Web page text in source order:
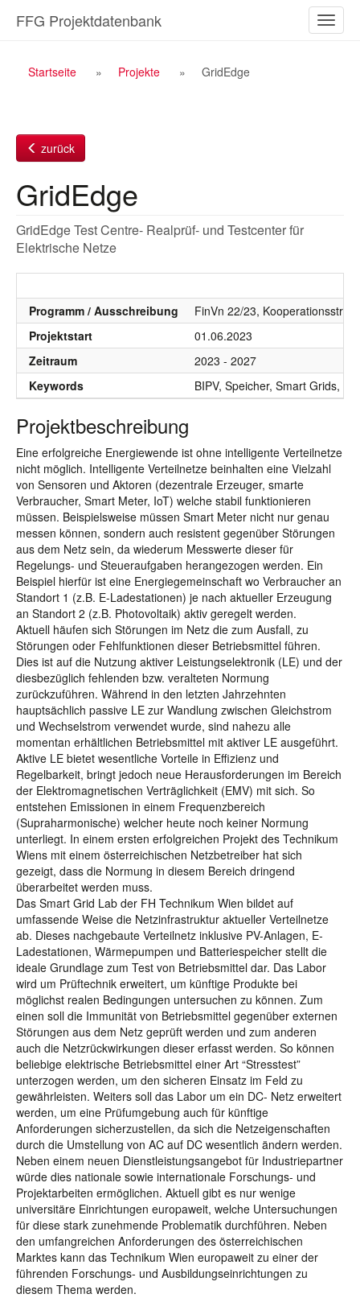
Inhalt
ein-/
FFG Projektdatenbank
Breadcrumb
Startseite Projekte GridEdge
zurück
GridEdge
GridEdge Test Centre- Realprüf- und Testcenter für
Elektrische Netze
Programm / Ausschreibung
FinVn 22/23,
Projektstart
01.06.2023
Zeitraum
2023 - 2027
Keywords
BIPV, Speicher, Smart Grids,
Projektbeschreibung
Eine erfolgreiche Energiewende ist ohne intelligente Verteilnetze
nicht möglich. Intelligente Verteilnetze beinhalten eine Vielzahl
von Sensoren und Aktoren (dezentrale Erzeuger, smarte
Verbraucher, Smart Meter, IoT) welche stabil funktionieren
müssen. Beispielsweise müssen Smart Meter nicht nur genau
messen können, sondern auch resistent gegenüber Störungen
aus dem Netz sein, da wiederum Messwerte dieser für
Regelungs- und Steueraufgaben herangezogen werden. Ein
Beispiel hierfür ist eine Energiegemeinschaft wo Verbraucher an
Standort 1 (z.B. E-Ladestationen) je nach aktueller Erzeugung
an Standort 2 (z.B. Photovoltaik) aktiv geregelt werden.
Aktuell häufen sich Störungen im Netz die zum Ausfall, zu
Störungen oder Fehlfunktionen dieser Betriebsmittel führen.
Dies ist auf die Nutzung aktiver Leistungselektronik (LE) und der
diesbezüglich fehlenden bzw. veralteten Normung
zurückzuführen. Während in den letzten Jahrzehnten
hauptsächlich passive LE zur Wandlung zwischen Gleichstrom
und Wechselstrom verwendet wurde, sind nahezu alle
momentan erhältlichen Betriebsmittel mit aktiver LE ausgeführt.
Aktive LE bietet wesentliche Vorteile in Effizienz und
Regelbarkeit, bringt jedoch neue Herausforderungen im Bereich
der Elektromagnetischen Verträglichkeit (EMV) mit sich. So
entstehen Emissionen in einem Frequenzbereich
(Supraharmonische) welcher heute noch keiner Normung
unterliegt. In einem ersten erfolgreichen Projekt des Technikum
Wiens mit einem österreichischen Netzbetreiber hat sich
gezeigt, dass die Normung in diesem Bereich dringend
überarbeitet werden muss.
Das Smart Grid Lab der FH Technikum Wien bildet auf
umfassende Weise die Netzinfrastruktur aktueller Verteilnetze
ab. Dieses nachgebaute Verteilnetz inklusive PV-Anlagen, E-
Ladestationen, Wärmepumpen und Batteriespeicher stellt die
ideale Grundlage zum Test von Betriebsmittel dar. Das Labor
wird um Prüftechnik erweitert, um künftige Produkte bei
möglichst realen Bedingungen untersuchen zu können. Zum
einen soll die Immunität von Betriebsmittel gegenüber externen
Störungen aus dem Netz geprüft werden und zum anderen
auch die Netzrückwirkungen dieser erfasst werden. So können
beliebige elektrische Betriebsmittel einer Art “Stresstest”
unterzogen werden, um den sicheren Einsatz im Feld zu
gewährleisten. Weiters soll das Labor um ein DC- Netz erweitert
werden, um eine Prüfumgebung auch für künftige
Anforderungen sicherzustellen, da sich die Netzeigenschaften
durch die Umstellung von AC auf DC wesentlich ändern werden.
Neben einem neuen Dienstleistungsangebot für Industriepartner
würde dies nationale sowie internationale Forschungs- und
Projektarbeiten ermöglichen. Aktuell gibt es nur wenige
universitäre Einrichtungen europaweit, welche Untersuchungen
für diese stark zunehmende Problematik durchführen. Neben
den umfangreichen Anforderungen des österreichischen
Marktes kann das Technikum Wien europaweit zu einer der
führenden Forschungs- und Ausbildungseinrichtungen zu
diesem Thema werden.